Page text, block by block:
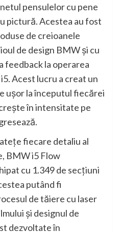
pensulelor cu pene
pictură. Acestea au fost
de creioanele
de design BMW şi cu
feedback la operarea
Acest lucru a creat un
uşor la începutul fiecărei
în intensitate pe
fiecare detaliu al
BMW i5 Flow
cu 1.349 de secţiuni
putând fi
de tăiere cu laser
şi designul de
dezvoltate în